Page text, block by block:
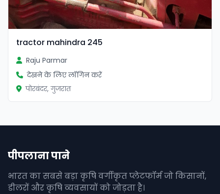
tractor mahindra 245
Raju Parmar
देखने के लिए लॉगिन करें
पोरबंदर, गुजरात
पीपलाना पाने
भारत का सबसे बड़ा कृषि वर्गीकृत प्लेटफॉर्म जो किसानों,
डीलरों और कृषि व्यवसायों को जोड़ता है।